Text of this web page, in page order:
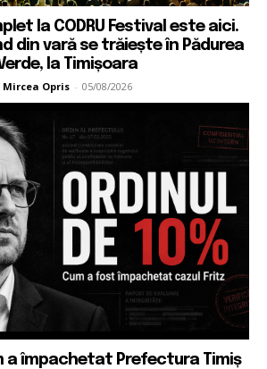
la CODRU Festival este aici.
din vară se trăiește în Pădurea
la Timișoara
Mircea Opris - 05/08/2026
a împachetat Prefectura Timiș